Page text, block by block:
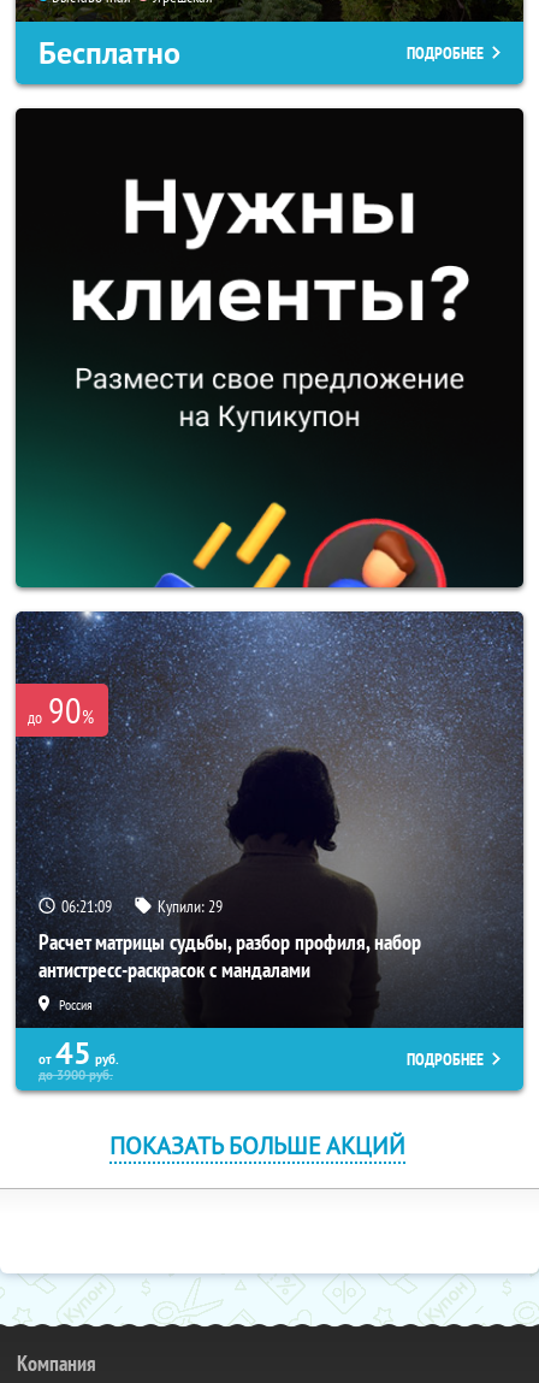
Бесплатно ПОДРОБНЕЕ
до 90%
06:21:08 Купили:29
Расчет матрицы судьбы, разбор профиля, набор
антистресс-раскрасок с мандалами
Россия
от 45 руб.
до3900руб.
ПОДРОБНЕЕ
ПОКАЗАТЬ БОЛЬШЕ АКЦИЙ
Компания